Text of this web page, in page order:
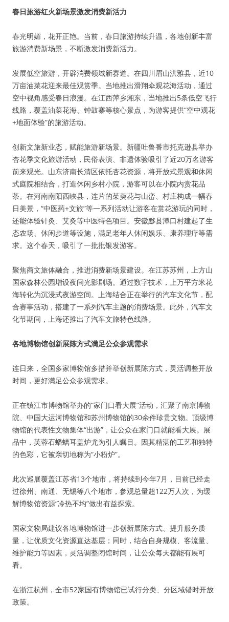
春日旅游红火新场景激发消费新活力
春光明媚，花开正艳。当前，春日旅游持续升温，各地创新丰富
旅游消费新场景，不断激发消费新活力。
发展低空旅游，开辟消费领域新赛道。在四川眉山洪雅县，近10
万亩油菜花迎来最佳观赏季。当地推出滑翔伞观花海活动，通过
空中视角感受春日浪漫。在江西萍乡湘东，当地推出5条低空飞行
线路，覆盖油菜花海、钟鼓寨等核心景点，为游客提供“空中观花
+地面体验”的旅游活动。
创新文旅新业态，赋能旅游新场景。新疆吐鲁番市托克逊县举办
杏花季文化旅游活动，民俗表演、非遗体验吸引了近20万名游客
前来观光。山东济南长清区依托杏花资源，将开放式景观和休闲
式庭院相结合，打造休闲乡村小院，游客可以在小院内赏花品
茶。在河南南阳西峡县，连片的茱萸花与山峦、村庄构成一幅春
日美景，“中医药+文旅”等一系列活动让游客在赏花游玩的同时，
还能体验针灸、艾灸等中医特色项目。安徽黟县潭口村建起了生
态农场、休闲步道等设施，满足老年人休闲娱乐、康养理疗等需
求。这个春天，吸引了一批批银发游客。
聚焦商文旅体融合，推进消费新场景建设。在江苏苏州，上方山
国家森林公园增设夜间光影剧场。通过数字技术，上万平方米花
海转化为沉浸式夜游空间。上海结合正在举行的汽车文化节，配
合赛事活动，搭建了一系列汽车主题的消费场景。此外，汽车文
化节期间，上海还推出了汽车文旅特色线路。
各地博物馆创新展陈方式满足公众参观需求
连日来，全国多家博物馆多措并举创新展陈方式，灵活调整开放
时间，更好满足公众参观需求。
正在镇江市博物馆举办的“家门口看大展”活动，汇聚了南京博物
院、中国大运河博物馆和苏州博物馆的30余件珍贵文物。顶级博
物馆的代表性文物集体“出游”，让公众在家门口就能看大展。展
品中，芙蓉石蟠螭耳盖炉尤为引人瞩目。因其精湛的工艺和独特
的色彩，它被亲切地称为“小粉炉”。
此次巡展覆盖江苏省13个地市，将持续到今年7月，目前已经走
过徐州、南通、无锡等八个地市，参观总量超122万人次，为缓
解博物馆资源“冷热不均”做出有益探索。
国家文物局建议各地博物馆进一步创新展陈方式、提升服务质
量，让优质文化资源直达基层；同时，结合自身规模、客流量、
维护能力等因素，灵活调整闭馆时间，让公众每天都能有展可
看。
在浙江杭州，全市52家国有博物馆已试行分类、分区域错时开放
政策。